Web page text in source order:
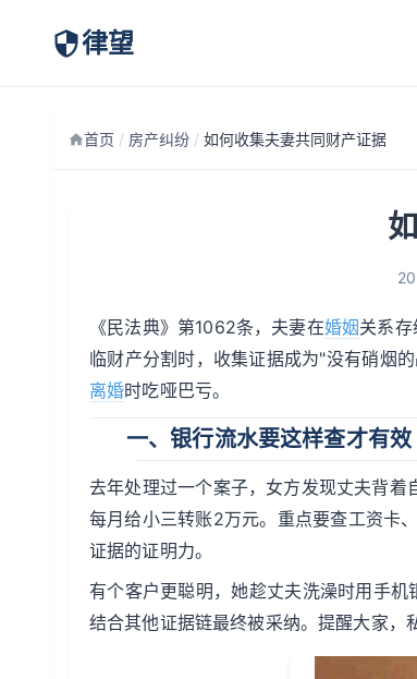
律望
首页 / 房产纠纷 / 如何收集夫妻共同财产证据
《民法典》第1062条，夫妻在婚姻关系存
临财产分割时，收集证据成为"没有硝烟
离婚时吃哑巴亏。
一、银行流水要这样查才有效
去年处理过一个案子，女方发现丈夫背着
每月给小三转账2万元。重点要查工资卡
证据的证明力。
有个客户更聪明，她趁丈夫洗澡时用手
结合其他证据链最终被采纳。提醒大家，